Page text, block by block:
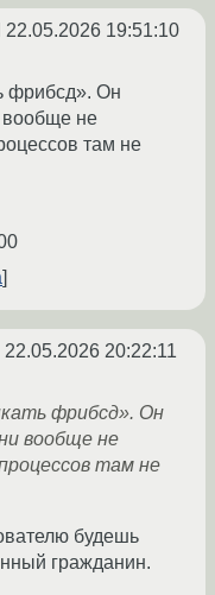
22.05.2026 19:51:10
фрибсд». Он
вообще не
там не
22.05.2026 20:22:11
фрибсд». Он
вообще не
там не
будешь
гражданин.